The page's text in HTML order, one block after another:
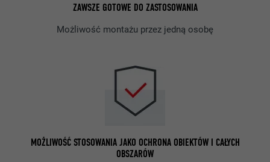
ZAWSZE GOTOWE DO ZASTOSOWANIA
Możliwość montażu przez jedną osobę
MOŻLIWOŚĆ STOSOWANIA JAKO OCHRONA OBIEKTÓW I CAŁYCH
OBSZARÓW